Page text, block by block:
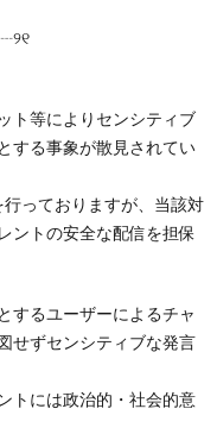
ト等によりセンシティブ
する事象が散見されてい
っておりますが、当該対
ントの安全な配信を担保
するユーザーによるチャ
せずセンシティブな発言
トには政治的・社会的意